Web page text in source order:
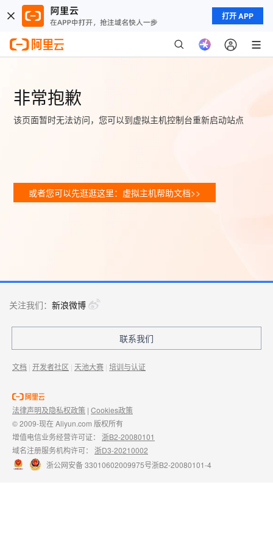
打开 APP
非常抱歉
该页面暂时无法访问，您可以到虚拟主机控制台重新启动站点
或者您可以先逛逛这里：虚拟主机帮助文档>>